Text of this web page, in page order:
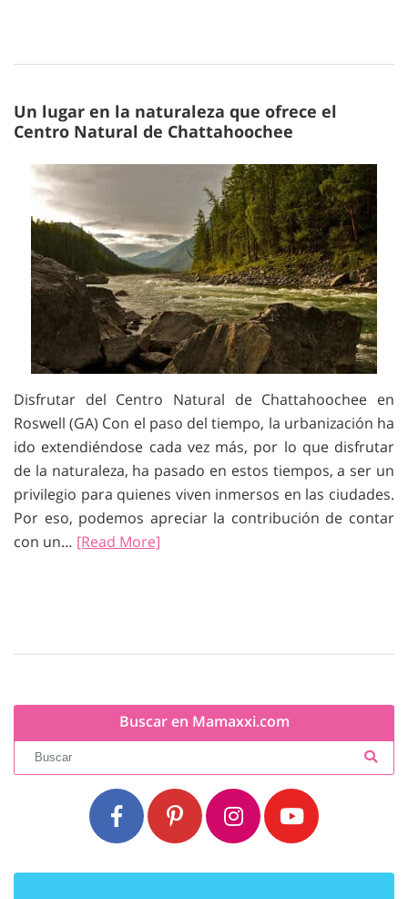
Un lugar en la naturaleza que ofrece el
Centro Natural de Chattahoochee
Disfrutar del Centro Natural de Chattahoochee en
Roswell (GA) Con el paso del tiempo, la urbanización ha
ido extendiéndose cada vez más, por lo que disfrutar
de la naturaleza, ha pasado en estos tiempos, a ser un
privilegio para quienes viven inmersos en las ciudades.
Por eso, podemos apreciar la contribución de contar
con un… [Read More]
Buscar en Mamaxxi.com